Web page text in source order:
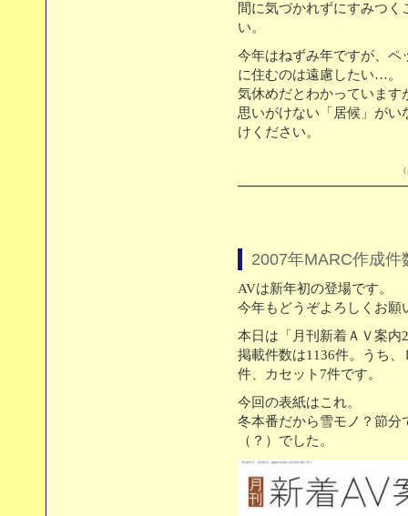
間に気づかれずにすみつ
い。
今年はねずみ年ですが、ペ
に住むのは遠慮したい…。
気休めだとわかっています
思いがけない「居候」が
けください。
2007年MARC作成件
AVは新年初の登場です。
今年もどうぞよろしくお願
本日は「月刊新着ＡＶ案内
掲載件数は1136件。うち
件、カセット7件です。
今回の表紙はこれ。
冬本番だから雪モノ？節分
（？）でした。